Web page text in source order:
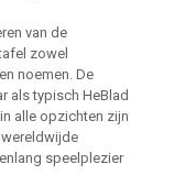
van de
zowel
noemen. De
als typisch HeBlad
alle opzichten zijn
speelplezier